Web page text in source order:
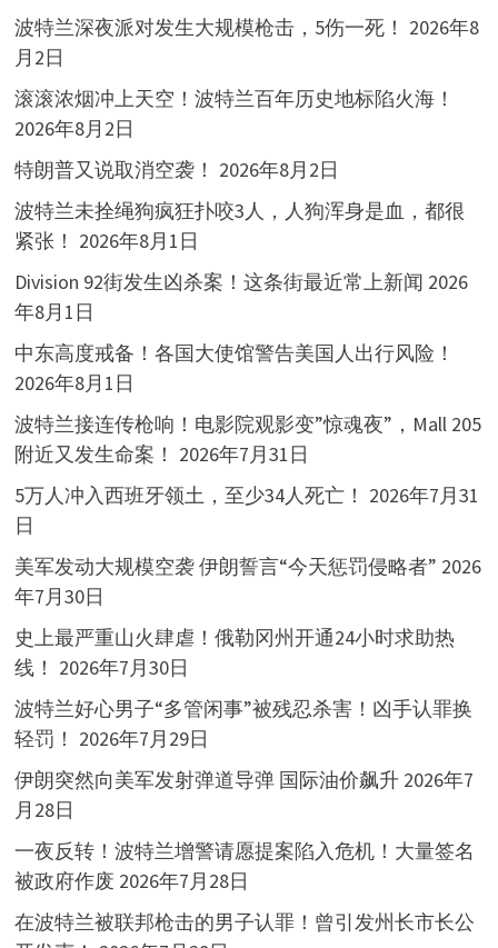
波特兰深夜派对发生大规模枪击，5伤一死！ 2026年8
月2日
滚滚浓烟冲上天空！波特兰百年历史地标陷火海！
2026年8月2日
特朗普又说取消空袭！ 2026年8月2日
波特兰未拴绳狗疯狂扑咬3人，人狗浑身是血，都很
紧张！ 2026年8月1日
Division 92街发生凶杀案！这条街最近常上新闻 2026
年8月1日
中东高度戒备！各国大使馆警告美国人出行风险！
2026年8月1日
波特兰接连传枪响！电影院观影变”惊魂夜”，Mall 205
附近又发生命案！ 2026年7月31日
5万人冲入西班牙领土，至少34人死亡！ 2026年7月31
日
美军发动大规模空袭 伊朗誓言“今天惩罚侵略者” 2026
年7月30日
史上最严重山火肆虐！俄勒冈州开通24小时求助热
线！ 2026年7月30日
波特兰好心男子“多管闲事”被残忍杀害！凶手认罪换
轻罚！ 2026年7月29日
伊朗突然向美军发射弹道导弹 国际油价飙升 2026年7
月28日
一夜反转！波特兰增警请愿提案陷入危机！大量签名
被政府作废 2026年7月28日
在波特兰被联邦枪击的男子认罪！曾引发州长市长公